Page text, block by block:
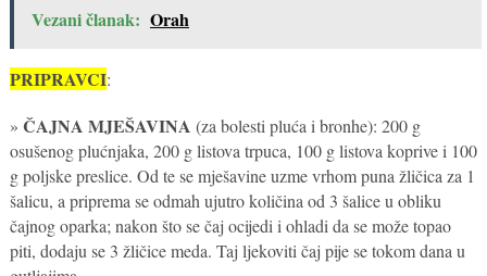
Vezani članak: Orah
PRIPRAVCI:
» ČAJNA MJEŠAVINA (za bolesti pluća i bronhe): 200 g
osušenog plućnjaka, 200 g listova trpuca, 100 g listova koprive i 100
g poljske preslice. Od te se mješavine uzme vrhom puna žličica za 1
šalicu, a priprema se odmah ujutro količina od 3 šalice u obliku
čajnog oparka; nakon što se čaj ocijedi i ohladi da se može topao
piti, dodaju se 3 žličice meda. Taj ljekoviti čaj pije se tokom dana u